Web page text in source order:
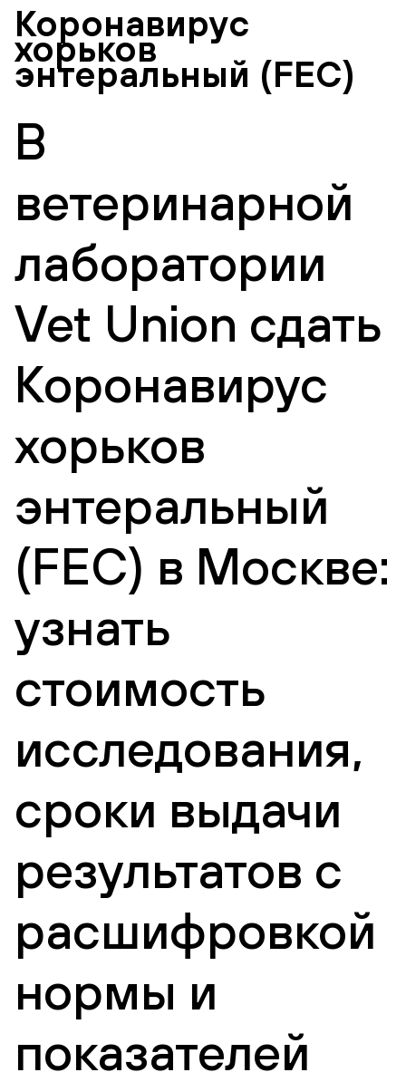
Коронавирус
хорьков
энтеральный (FEC)
В
ветеринарной
лаборатории
Vet Union сдать
Коронавирус
хорьков
энтеральный
(FEC) в Москве:
узнать
стоимость
исследования,
сроки выдачи
результатов с
расшифровкой
нормы и
показателей